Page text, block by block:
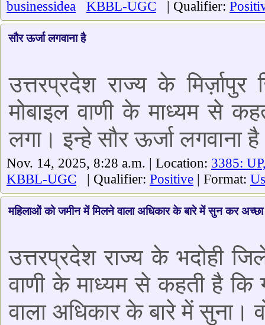
businessidea KBBL-UGC | Qualifier:
सौर ऊर्जा लगवाना है
उत्तरप्रदेश राज्य के
मोबाइल वाणी के माध्यम से
लगा। इन्हे सौर ऊर्जा लगवाना है
Nov. 14, 2025, 8:28 a.m. | Location: 3385:
KBBL-UGC | Qualifier: Positive | Format:
महिलाओं को जमीन में मिलने वाला अधिकार के बारे में सुन कर अच्छा
उत्तरप्रदेश राज्य के भदोही
वाणी के माध्यम से कहती है कि
वाला अधिकार के बारे में सुना।